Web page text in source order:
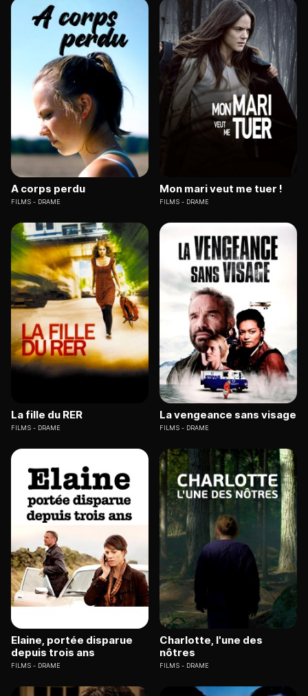
A corps perdu
FILMS DRAME
Mon mari veut me tuer !
FILMS DRAME
La fille du RER
FILMS DRAME
La vengeance sans visage
FILMS DRAME
Elaine, portée disparue
depuis trois ans
FILMS DRAME
Charlotte, l'une des
nôtres
FILMS DRAME